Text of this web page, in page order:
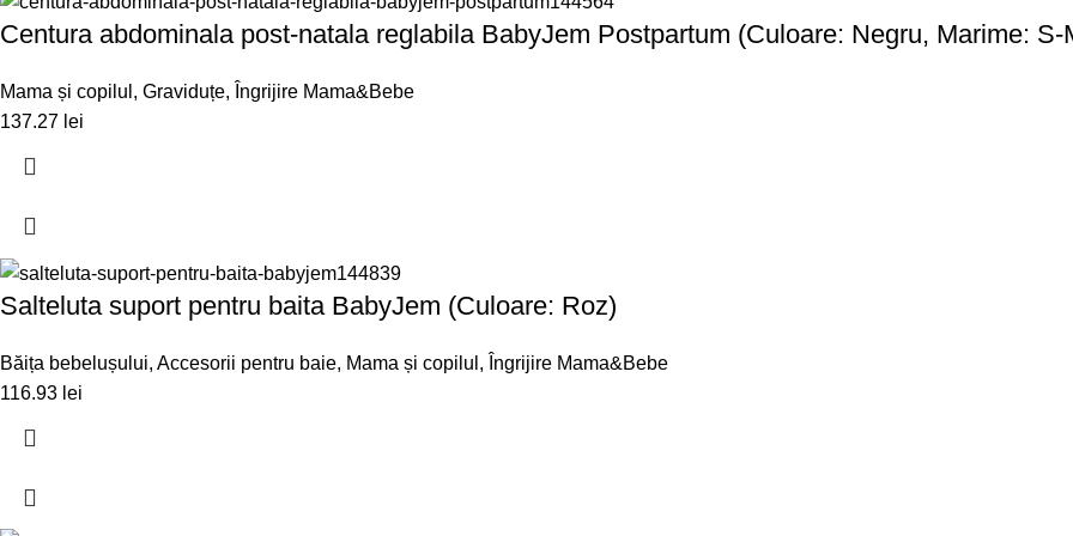
Centura abdominala post-natala reglabila BabyJem Postpartum (Culoare: Negru, Marime: S-
Mama și copilul , Graviduțe, Îngrijire Mama&Bebe
137.27 lei
Salteluta suport pentru baita BabyJem (Culoare: Roz)
Băița bebelușului, Accesorii pentru baie, Mama și copilul , Îngrijire Mama&Bebe
116.93 lei